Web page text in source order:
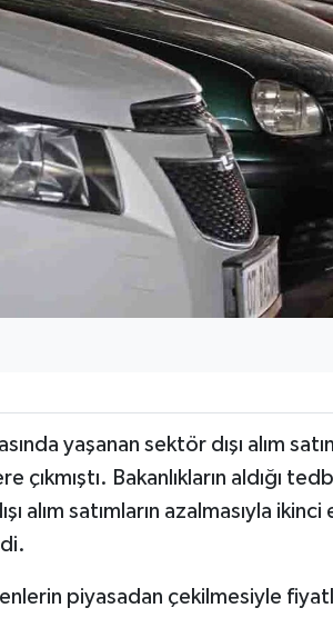
yaşanan sektör dışı alım
çıkmıştı. Bakanlıkların aldığı
alım satımların azalmasıyla
piyasadan çekilmesiyle